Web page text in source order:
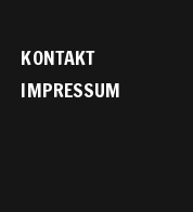
KONTAKT
IMPRESSUM